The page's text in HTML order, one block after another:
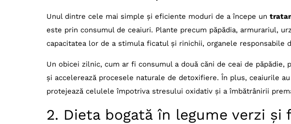
Unul dintre cele mai simple și eficiente moduri de a începe un
este prin consumul de ceaiuri. Plante precum păpădia, armurariul,
capacitatea lor de a stimula ficatul și rinichii, organele responsabile
Un obicei zilnic, cum ar fi consumul a două căni de ceai de
și accelerează procesele naturale de detoxifiere. În plus, ceaiurile
protejează celulele împotriva stresului oxidativ și a îmbătrânirii
2. Dieta bogată în legume verzi și